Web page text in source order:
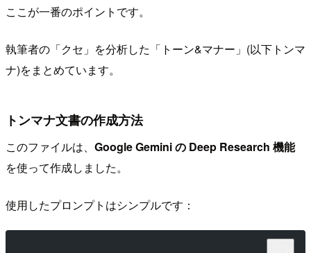
ここが一番のポイントです。
執筆者の「クセ」を分析した「トーン&マナー」(以下トンマ
ナ)をまとめています。
トンマナ文書の作成方法
このファイルは、 Google Gemini の Deep Research 機能
を使って作成しました。
使用したプロンプトはシンプルです：